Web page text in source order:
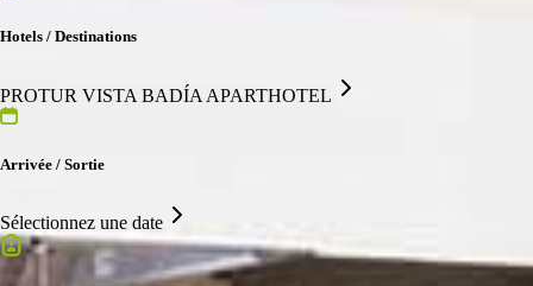
Hotels / Destinations
PROTUR VISTA BADÍA APARTHOTEL
Arrivée / Sortie
Sélectionnez une date